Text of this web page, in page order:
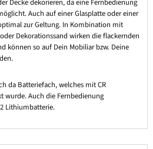
Decke dekorieren, da eine Fernbedienung
Auch auf einer Glasplatte oder einer
zur Geltung. In Kombination mit
Dekorationssand wirken die flackernden
können so auf Dein Mobiliar bzw. Deine
da Batteriefach, welches mit CR
wurde. Auch die Fernbedienung
Lithiumbatterie.